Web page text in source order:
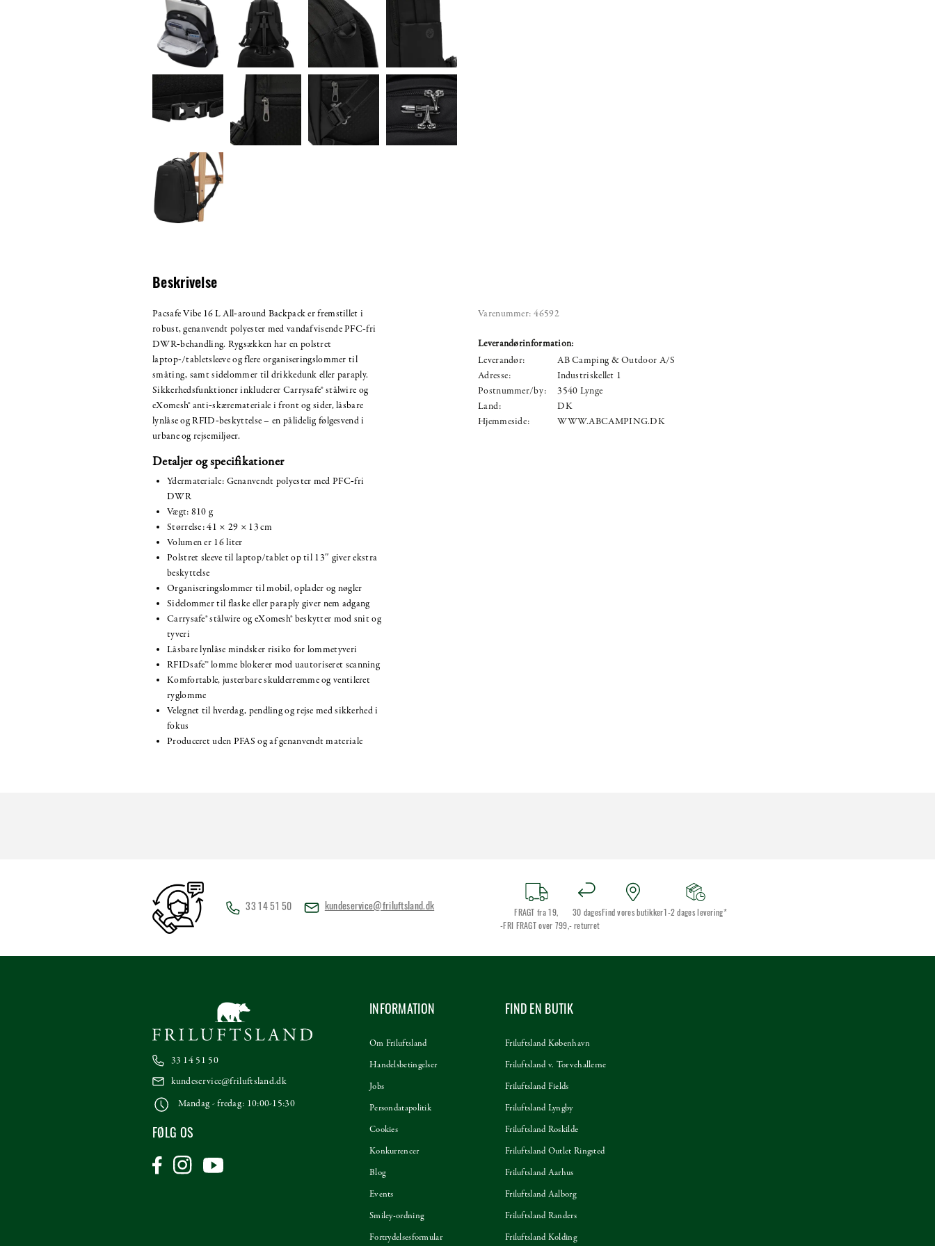
Beskrivelse
Pacsafe Vibe 16 L All‑around Backpack er fremstillet i
robust, genanvendt polyester med vandafvisende PFC‑fri
DWR‑behandling. Rygsækken har en polstret
laptop‑/tabletsleeve og flere organiseringslommer til
småting, samt sidelommer til drikkedunk eller paraply.
Sikkerhedsfunktioner inkluderer Carrysafe® stålwire og
eXomesh® anti‑skæremateriale i front og sider, låsbare
lynlåse og RFID‑beskyttelse – en pålidelig følgesvend i
urbane og rejsemiljøer.
Detaljer og specifikationer
Ydermateriale: Genanvendt polyester med PFC‑fri
DWR
Vægt: 810 g
Størrelse: 41 × 29 × 13 cm
Volumen er 16 liter
Polstret sleeve til laptop/tablet op til 13″ giver ekstra
beskyttelse
Organiseringslommer til mobil, oplader og nøgler
Sidelommer til flaske eller paraply giver nem adgang
Carrysafe® stålwire og eXomesh® beskytter mod snit og
tyveri
Låsbare lynlåse mindsker risiko for lommetyveri
RFIDsafe™ lomme blokerer mod uautoriseret scanning
Komfortable, justerbare skulderremme og ventileret
ryglomme
Velegnet til hverdag, pendling og rejse med sikkerhed i
fokus
Produceret uden PFAS og af genanvendt materiale
Varenummer: 46592
Leverandørinformation:
Leverandør:
AB Camping & Outdoor A/S
Adresse:
Industriskellet 1
Postnummer/by:
3540 Lynge
Land:
DK
Hjemmeside:
WWW.ABCAMPING.DK
33 14 51 50 kundeservice@friluftsland.dk
FRAGT fra 19,
-FRI FRAGT over 799,-
30 dages
returret
Find vores butikker 1-2 dages levering*
33 14 51 50
kundeservice@friluftsland.dk
Mandag - fredag: 10:00-15:30
FØLG OS
INFORMATION
Om Friluftsland
Handelsbetingelser
Jobs
Persondatapolitik
Cookies
Konkurrencer
Blog
Events
Smiley-ordning
Fortrydelsesformular
FIND EN BUTIK
Friluftsland København
Friluftsland v. Torvehallerne
Friluftsland Fields
Friluftsland Lyngby
Friluftsland Roskilde
Friluftsland Outlet Ringsted
Friluftsland Aarhus
Friluftsland Aalborg
Friluftsland Randers
Friluftsland Kolding